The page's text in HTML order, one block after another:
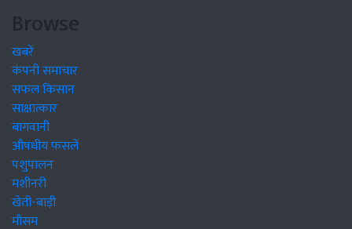
Browse
खबरें
कंपनी समाचार
सफल किसान
साक्षात्कार
बागवानी
औषधीय फसलें
पशुपालन
मशीनरी
खेती-बाड़ी
मौसम